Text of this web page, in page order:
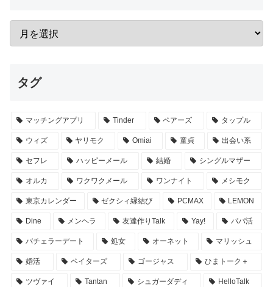
タグ
マッチングアプリ Tinder ペアーズ タップル
ウィズ ヤリモク Omiai 童貞 出会い系
セフレ ハッピーメール 結婚 シングルマザー
オルカ ワクワクメール ワンナイト メシモク
東京カレンダー ゼクシィ縁結び PCMAX LEMON
Dine メンヘラ 友達作りTalk Yay! パパ活
バチェラーデート 処女 オーネット マリッシュ
婚活 ペイターズ ゴージャス ひまトーク＋
ツヴァイ Tantan シュガーダディ HelloTalk